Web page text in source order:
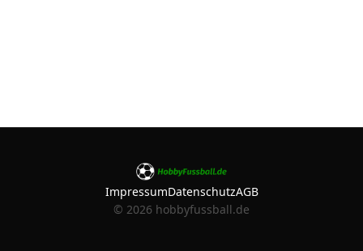
ImpressumDatenschutzAGB
© 2026 hobbyfussball.de